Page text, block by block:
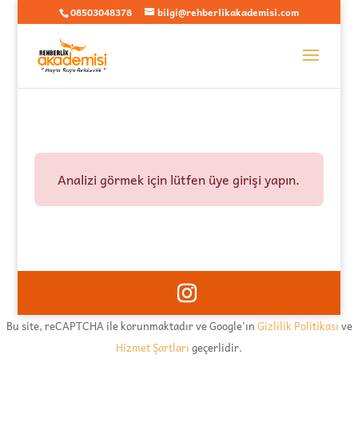
08503048378 bilgi@rehberlikakademisi.com
Analizi görmek için lütfen üye girişi yapın.
Bu site, reCAPTCHA ile korunmaktadır ve Google'ınGizlilik Politikasıve
Hizmet Şartlarıgeçerlidir.